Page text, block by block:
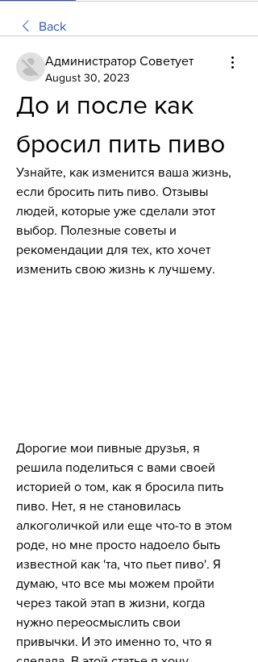
Back
Администратор Советует
August 30, 2023
До и после как
бросил пить пиво
Узнайте, как изменится ваша жизнь,
если бросить пить пиво. Отзывы
людей, которые уже сделали этот
выбор. Полезные советы и
рекомендации для тех, кто хочет
изменить свою жизнь к лучшему.
Дорогие мои пивные друзья, я
решила поделиться с вами своей
историей о том, как я бросила пить
пиво. Нет, я не становилась
алкоголичкой или еще что-то в этом
роде, но мне просто надоело быть
известной как 'та, что пьет пиво'. Я
думаю, что все мы можем пройти
через такой этап в жизни, когда
нужно переосмыслить свои
привычки. И это именно то, что я